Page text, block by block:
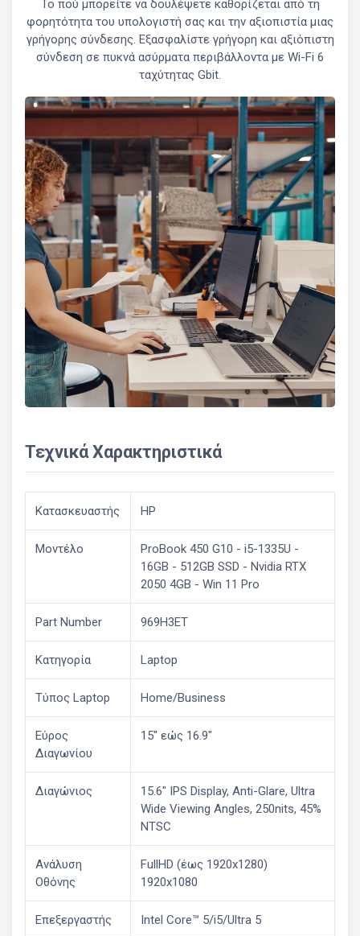
Το πού μπορείτε να δουλέψετε καθορίζεται από τη
φορητότητα του υπολογιστή σας και την αξιοπιστία μιας
γρήγορης σύνδεσης. Εξασφαλίστε γρήγορη και αξιόπιστη
σύνδεση σε πυκνά ασύρματα περιβάλλοντα με Wi-Fi 6
ταχύτητας Gbit.
Τεχνικά Χαρακτηριστικά
Κατασκευαστής HP
Μοντέλο
ProBook 450 G10 - i5-1335U -
16GB - 512GB SSD - Nvidia RTX
2050 4GB - Win 11 Pro
Part Number 969H3ET
Κατηγορία Laptop
Τύπος Laptop Home/Business
Εύρος
Διαγωνίου
15" εώς 16.9"
Διαγώνιος
15.6" IPS Display, Anti-Glare, Ultra
Wide Viewing Angles, 250nits, 45%
NTSC
Ανάλυση
Οθόνης
FullHD (έως 1920x1280)
1920x1080
Επεξεργαστής Intel Core™ 5/i5/Ultra 5